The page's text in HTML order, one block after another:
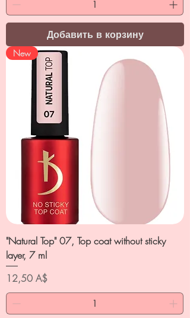
Добавить в корзину
New
"Natural Top" 07, Top coat without sticky
layer, 7 ml
Цена
12,50 A$